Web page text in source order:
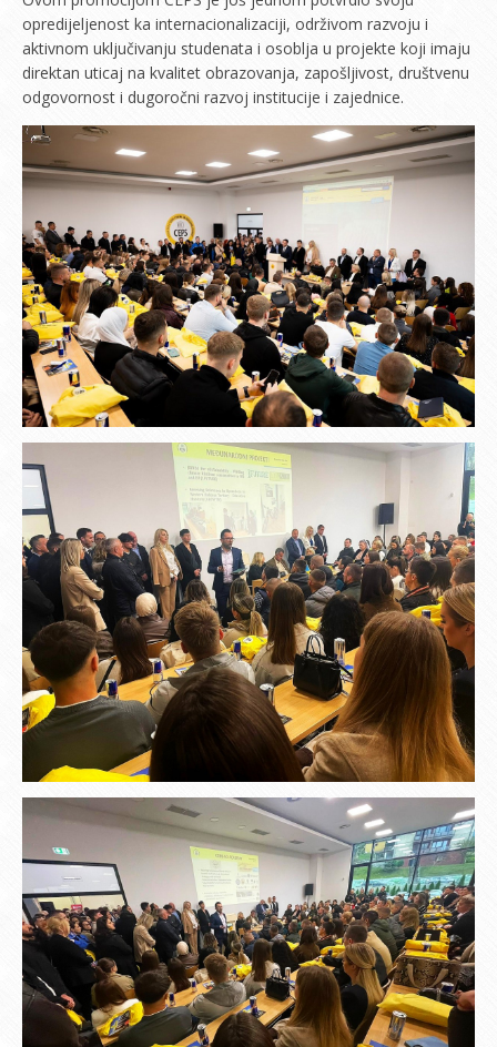
opredijeljenost ka internacionalizaciji, održivom razvoju i
aktivnom uključivanju studenata i osoblja u projekte koji imaju
direktan uticaj na kvalitet obrazovanja, zapošljivost, društvenu
odgovornost i dugoročni razvoj institucije i zajednice.